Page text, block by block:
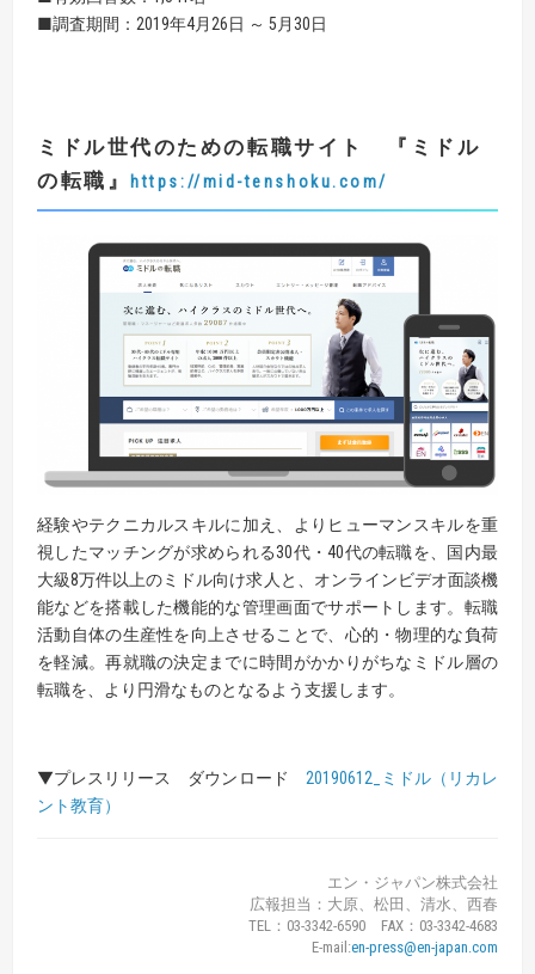
■調査期間：2019年4月26日 ～ 5月30日
ミドル世代のための転職サイト 『 ミドル
の転職 』https://mid-tenshoku.com/
経験やテクニカルスキルに加え、よりヒューマンスキルを重
視したマッチングが求められる30代・40代の転職を、国内最
大級8万件以上のミドル向け求人と、オンラインビデオ面談機
能などを搭載した機能的な管理画面でサポートします。転職
活動自体の生産性を向上させることで、心的・物理的な負荷
を軽減。再就職の決定までに時間がかかりがちなミドル層の
転職を、より円滑なものとなるよう支援します。
▼プレスリリース ダウンロード 20190612_ミドル（リカレ
ント教育）
エン・ジャパン株式会社
広報担当：大原、松田、清水、西春
TEL：03-3342-6590 FAX：03-3342-4683
E-mail:en-press@en-japan.com